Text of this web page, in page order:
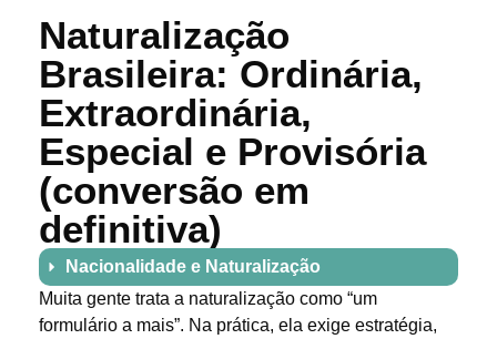
Naturalização
Brasileira: Ordinária,
Extraordinária,
Especial e Provisória
(conversão em
definitiva)
Nacionalidade e Naturalização
Muita gente trata a naturalização como “um
formulário a mais”. Na prática, ela exige estratégia,